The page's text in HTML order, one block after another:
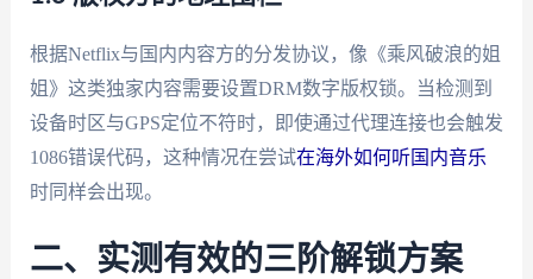
根据Netflix与国内内容方的分发协议，像《乘风破浪的姐
姐》这类独家内容需要设置DRM数字版权锁。当检测到
设备时区与GPS定位不符时，即使通过代理连接也会触发
1086错误代码，这种情况在尝试在海外如何听国内音乐
时同样会出现。
二、实测有效的三阶解锁方案